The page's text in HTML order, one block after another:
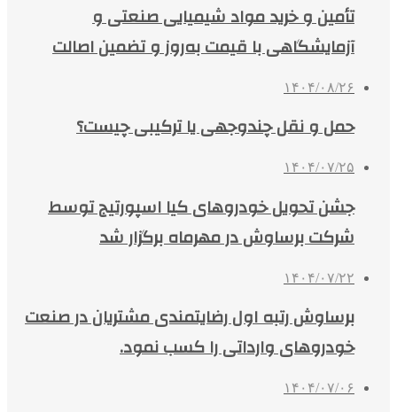
تأمین و خرید مواد شیمیایی صنعتی و
آزمایشگاهی با قیمت به‌روز و تضمین اصالت
۱۴۰۴/۰۸/۲۶
حمل و نقل چندوجهی یا ترکیبی چیست؟
۱۴۰۴/۰۷/۲۵
جشن تحویل خودروهای کیا اسپورتیج توسط
شرکت برساوش در مهرماه برگزار شد
۱۴۰۴/۰۷/۲۲
برساوش رتبه اول رضایتمندی مشتریان در صنعت
خودروهای وارداتی را کسب نمود.
۱۴۰۴/۰۷/۰۶